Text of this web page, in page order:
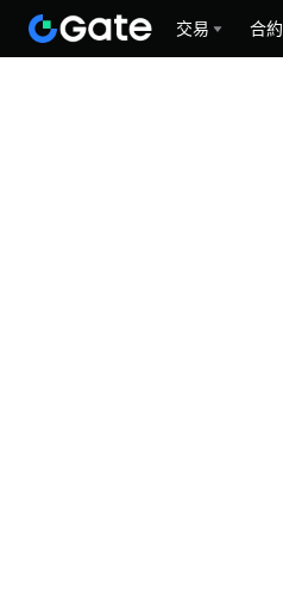
交易 合約